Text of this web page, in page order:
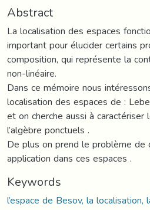
Abstract
La localisation des espaces
important pour élucider certains
composition, qui représente la
non-linéaire.
Dans ce mémoire nous
localisation des espaces de :
et on cherche aussi à
l’algèbre ponctuels .
De plus on prend le problème de
application dans ces espaces .
Keywords
l’espace de Besov, la localisation,